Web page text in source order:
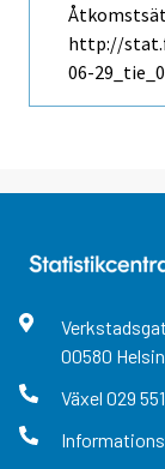
http://
06-
00580
Växel 029